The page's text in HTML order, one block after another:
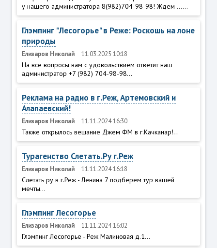
у нашего администратора 8(982)704-98-98! Ждем ......
Глэмпинг "Лесогорье" в Реже: Роскошь на лоне
природы
Елизаров Николай 11.03.2025 10:18
На все вопросы вам с удовольствием ответит наш
администратор +7 (982) 704-98-98...
Реклама на радио в г.Реж, Артемовский и
Алапаевский!
Елизаров Николай 11.11.2024 16:30
Также открылось вещание Джем ФМ в г.Качканар!...
Турагенство Слетать.Ру г.Реж
Елизаров Николай 11.11.2024 16:18
Слетать ру в г.Реж - Ленина 7 подберем тур вашей
мечты...
Глэмпинг Лесогорье
Елизаров Николай 11.11.2024 16:02
Глэмпинг Лесогорье - Реж Малиновая д.1...